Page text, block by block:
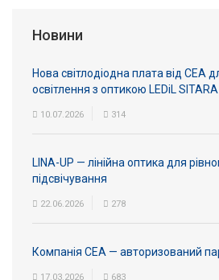
Новини
Нова світлодіодна плата від СЕА
освітлення з оптикою LEDiL SITARA
10.07.2026 314
LINA-UP — лінійна оптика для
підсвічування
22.06.2026 278
Компанія СЕА — авторизований
17.03.2026 683